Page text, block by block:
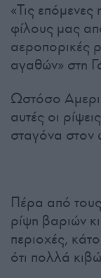
«Τις
φίλους μας
αεροπορικές
αγαθών» στη
Ωστόσο
αυτές οι
σταγόνα στον
Πέρα από
ρίψη βαριών
περιοχές,
ότι πολλά